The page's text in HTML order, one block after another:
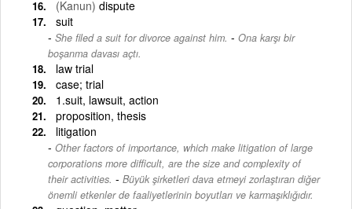
(Kanun) dispute
suit
She filed a suit for divorce against him. - Ona karşı bir
boşanma davası açtı.
law trial
case; trial
1.suit, lawsuit, action
proposition, thesis
litigation
Other factors of importance, which make litigation of large
corporations more difficult, are the size and complexity of
their activities. - Büyük şirketleri dava etmeyi zorlaştıran diğer
önemli etkenler de faaliyetlerinin boyutları ve karmaşıklığıdır.